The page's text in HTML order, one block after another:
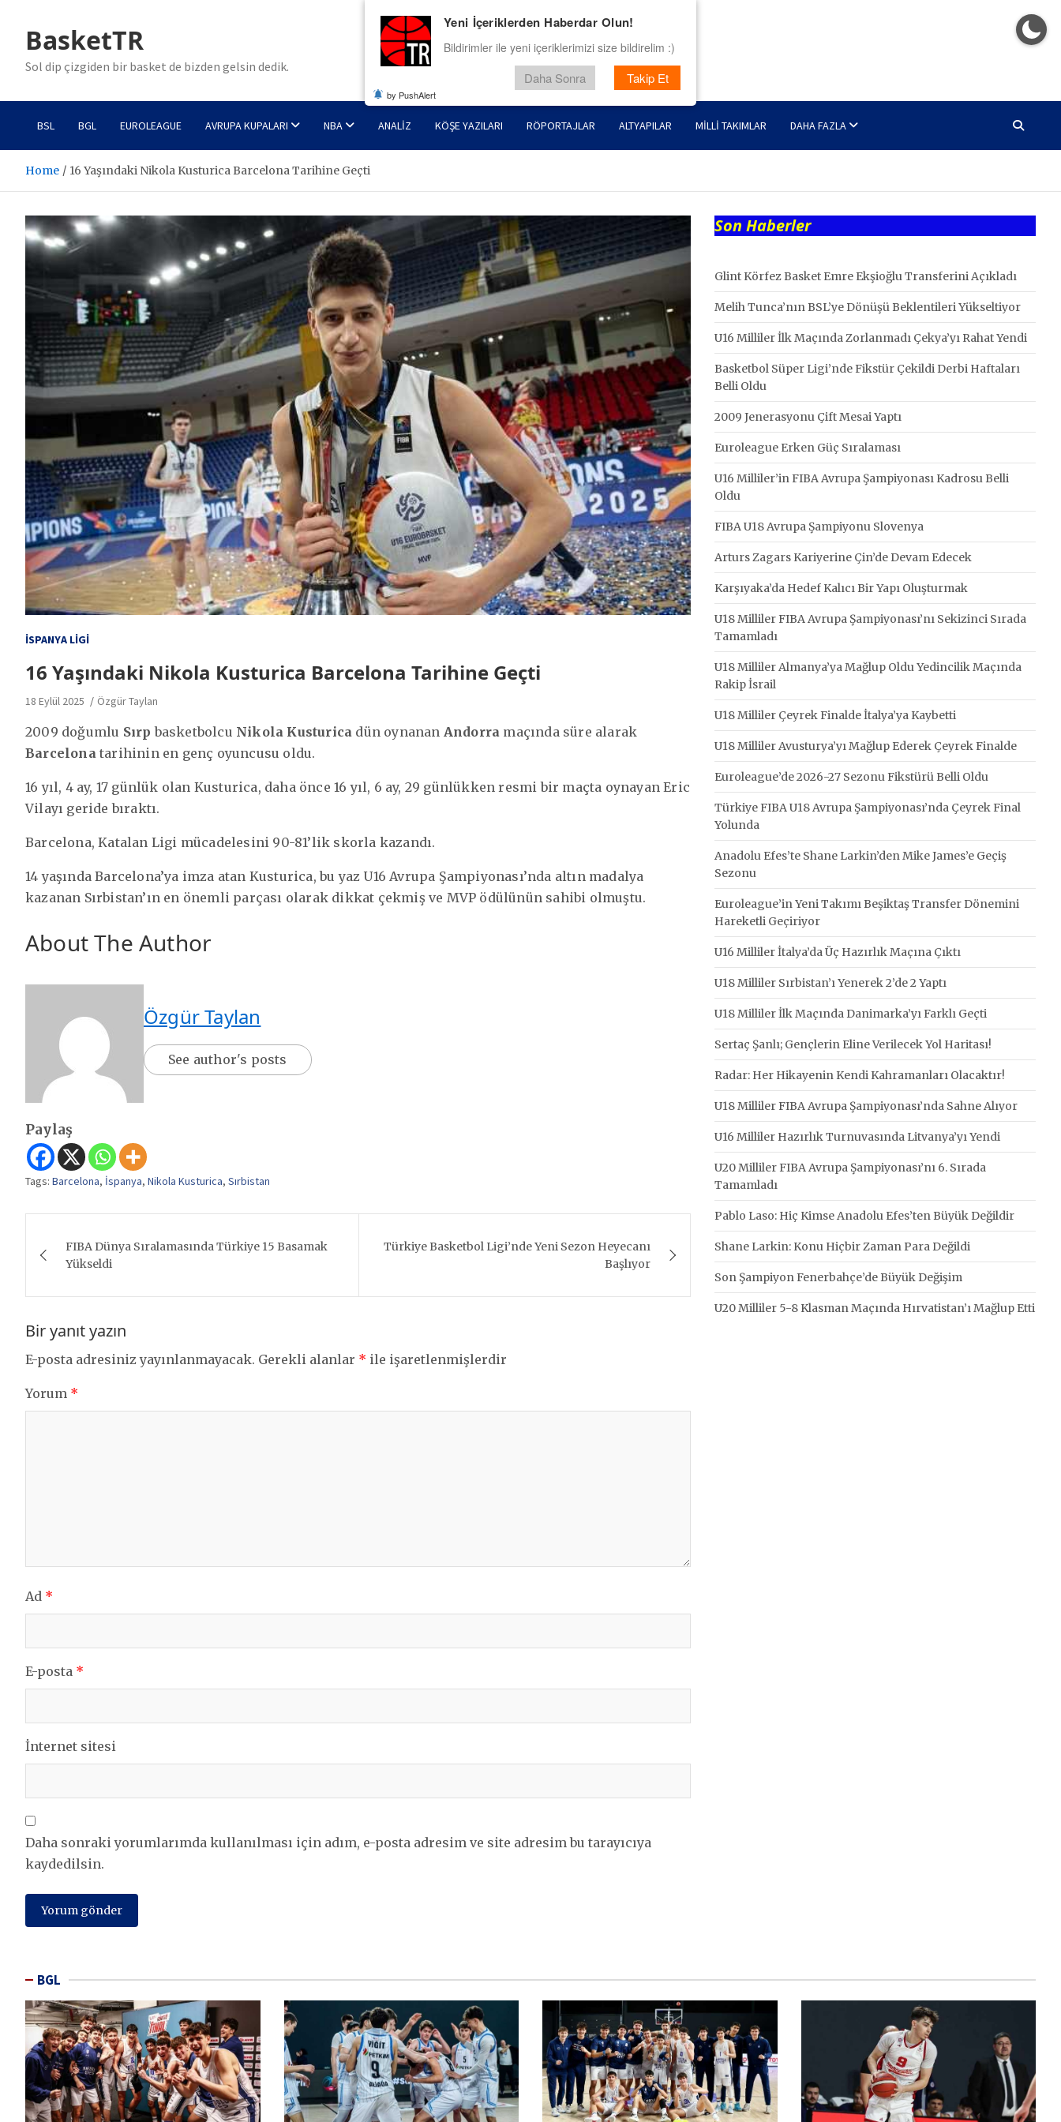
contentBasketTR
Sol dip çizgiden bir basket de bizden gelsin dedik.
BSL BGL EUROLEAGUE AVRUPA KUPALARI NBA ANALIZ KÖŞE YAZILARI RÖPORTAJLAR ALTYAPILAR MILLI TAKIMLAR DAHA FAZLA
Home 16 Yaşındaki Nikola Kusturica Barcelona Tarihine Geçti
İSPANYA LIGI
16 Yaşındaki Nikola Kusturica Barcelona Tarihine Geçti
18 Eylül 2025 Özgür Taylan
2009 doğumlu Sırp basketbolcu Nikola Kusturica dün oynanan Andorra maçında süre alarak
Barcelona tarihinin en genç oyuncusu oldu.
16 yıl, 4 ay, 17 günlük olan Kusturica, daha önce 16 yıl, 6 ay, 29 günlükken resmi bir maçta oynayan Eric
Vilayı geride bıraktı.
Barcelona, Katalan Ligi mücadelesini 90-81’lik skorla kazandı.
14 yaşında Barcelona’ya imza atan Kusturica, bu yaz U16 Avrupa Şampiyonası’nda altın madalya
kazanan Sırbistan’ın en önemli parçası olarak dikkat çekmiş ve MVP ödülünün sahibi olmuştu.
About The Author
Özgür Taylan
See author's posts
Paylaş
Tags: Barcelona, İspanya, Nikola Kusturica, Sırbistan
gezinmesi
FIBA Dünya Sıralamasında Türkiye 15 Basamak
Yükseldi
Türkiye Basketbol Ligi’nde Yeni Sezon Heyecanı
Başlıyor
Bir yanıt yazın
E-posta adresiniz yayınlanmayacak. Gerekli alanlar * ile işaretlenmişlerdir
Yorum *
Ad *
E-posta *
İnternet sitesi
Daha sonraki yorumlarımda kullanılması için adım, e-posta adresim ve site adresim bu tarayıcıya
kaydedilsin.
Son Haberler
Glint Körfez Basket Emre Ekşioğlu Transferini Açıkladı
Melih Tunca’nın BSL’ye Dönüşü Beklentileri Yükseltiyor
U16 Milliler İlk Maçında Zorlanmadı Çekya’yı Rahat Yendi
Basketbol Süper Ligi’nde Fikstür Çekildi Derbi Haftaları
Belli Oldu
2009 Jenerasyonu Çift Mesai Yaptı
Euroleague Erken Güç Sıralaması
U16 Milliler’in FIBA Avrupa Şampiyonası Kadrosu Belli
Oldu
FIBA U18 Avrupa Şampiyonu Slovenya
Arturs Zagars Kariyerine Çin’de Devam Edecek
Karşıyaka’da Hedef Kalıcı Bir Yapı Oluşturmak
U18 Milliler FIBA Avrupa Şampiyonası’nı Sekizinci Sırada
Tamamladı
U18 Milliler Almanya’ya Mağlup Oldu Yedincilik Maçında
Rakip İsrail
U18 Milliler Çeyrek Finalde İtalya’ya Kaybetti
U18 Milliler Avusturya’yı Mağlup Ederek Çeyrek Finalde
Euroleague’de 2026-27 Sezonu Fikstürü Belli Oldu
Türkiye FIBA U18 Avrupa Şampiyonası’nda Çeyrek Final
Yolunda
Anadolu Efes’te Shane Larkin’den Mike James’e Geçiş
Sezonu
Euroleague’in Yeni Takımı Beşiktaş Transfer Dönemini
Hareketli Geçiriyor
U16 Milliler İtalya’da Üç Hazırlık Maçına Çıktı
U18 Milliler Sırbistan’ı Yenerek 2’de 2 Yaptı
U18 Milliler İlk Maçında Danimarka’yı Farklı Geçti
Sertaç Şanlı; Gençlerin Eline Verilecek Yol Haritası!
Radar: Her Hikayenin Kendi Kahramanları Olacaktır!
U18 Milliler FIBA Avrupa Şampiyonası’nda Sahne Alıyor
U16 Milliler Hazırlık Turnuvasında Litvanya’yı Yendi
U20 Milliler FIBA Avrupa Şampiyonası’nı 6. Sırada
Tamamladı
Pablo Laso: Hiç Kimse Anadolu Efes’ten Büyük Değildir
Shane Larkin: Konu Hiçbir Zaman Para Değildi
Son Şampiyon Fenerbahçe’de Büyük Değişim
U20 Milliler 5-8 Klasman Maçında Hırvatistan’ı Mağlup Etti
BGL
Yeni İçeriklerden Haberdar Olun!
Bildirimler ile yeni içeriklerimizi size bildirelim :)
Daha Sonra Takip Et
by PushAlert